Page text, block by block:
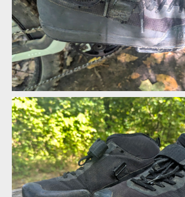
fízi:k Gravita Tensor Flat - Stav po roce a půl
fízi:k Gravita Tensor Flat - Stav po roce a půl
fízi:k Gravita Tensor Flat - Stav po roce a půl